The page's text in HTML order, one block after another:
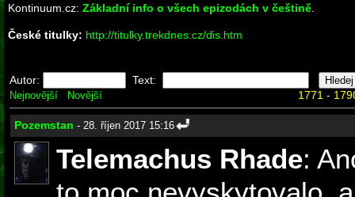
Kontinuum.cz: Základní info o všech epizodách v češtině
České titulky: http://titulky.trekdnes.cz/dis.htm
Autor: Text:
Nejnovější Novější 1771 -
Pozemstan - 28. říjen 2017 15:16
Telemachus Rhade: